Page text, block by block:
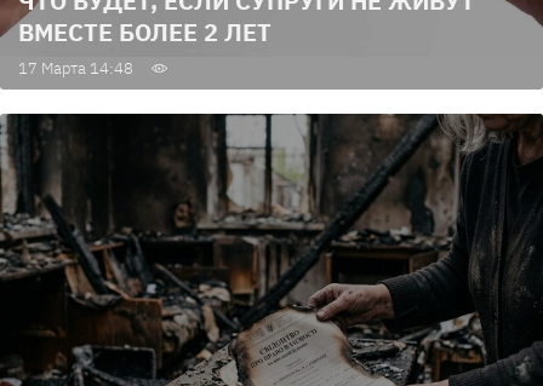
ВМЕСТЕ БОЛЕЕ 2 ЛЕТ
17 Марта 14:48